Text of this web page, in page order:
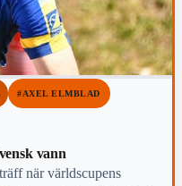
#AXEL ELMBLAD
vann
när världscupens